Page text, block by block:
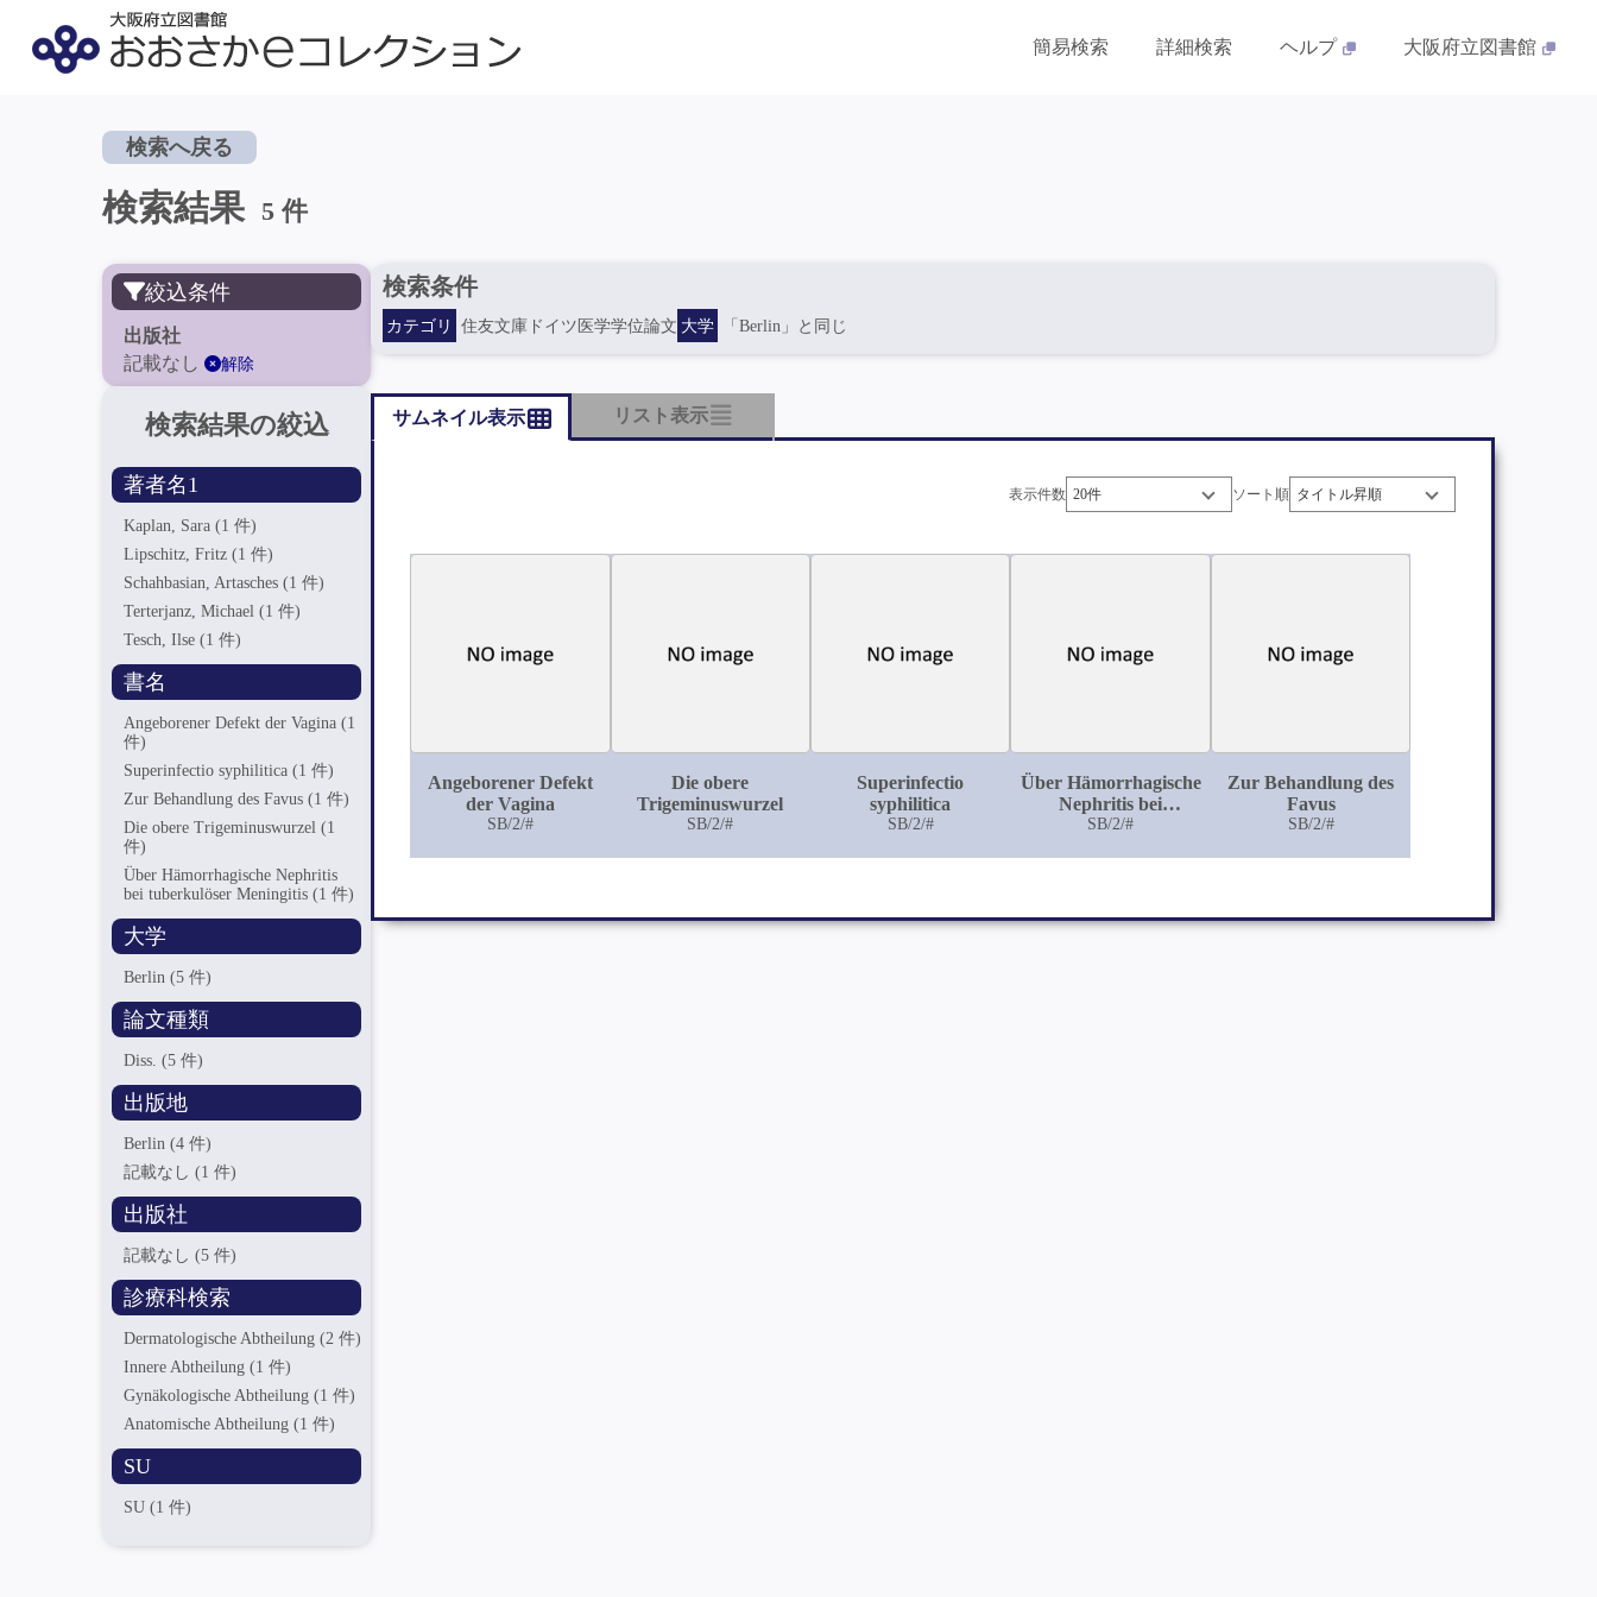
簡易検索 詳細検索 ヘルプ 大阪府立図書館
検索へ戻る
検索結果 5 件
絞込条件
出版社
記載なし
解除
検索結果の絞込
著者名1
Kaplan, Sara(1 件)
Lipschitz, Fritz(1 件)
Schahbasian, Artasches(1 件)
Terterjanz, Michael(1 件)
Tesch, Ilse(1 件)
書名
Angeborener Defekt der Vagina(1
件)
Superinfectio syphilitica(1 件)
Zur Behandlung des Favus(1 件)
Die obere Trigeminuswurzel(1
件)
Über Hämorrhagische Nephritis
bei tuberkulöser Meningitis(1 件)
大学
Berlin(5 件)
論文種類
Diss.(5 件)
出版地
Berlin(4 件)
記載なし(1 件)
出版社
記載なし(5 件)
診療科検索
Dermatologische Abtheilung(2 件)
Innere Abtheilung(1 件)
Gynäkologische Abtheilung(1 件)
Anatomische Abtheilung(1 件)
SU
SU(1 件)
検索条件
カテゴリ 住友文庫ドイツ医学学位論文 大学 「Berlin」と同じ
サムネイル表示 リスト表示
表示件数 ソート順
Angeborener Defekt
der Vagina
SB/2/#
Die obere
Trigeminuswurzel
SB/2/#
Superinfectio
syphilitica
SB/2/#
Über Hämorrhagische
Nephritis bei
tuberkulöser
SB/2/#
Zur Behandlung des
Favus
SB/2/#